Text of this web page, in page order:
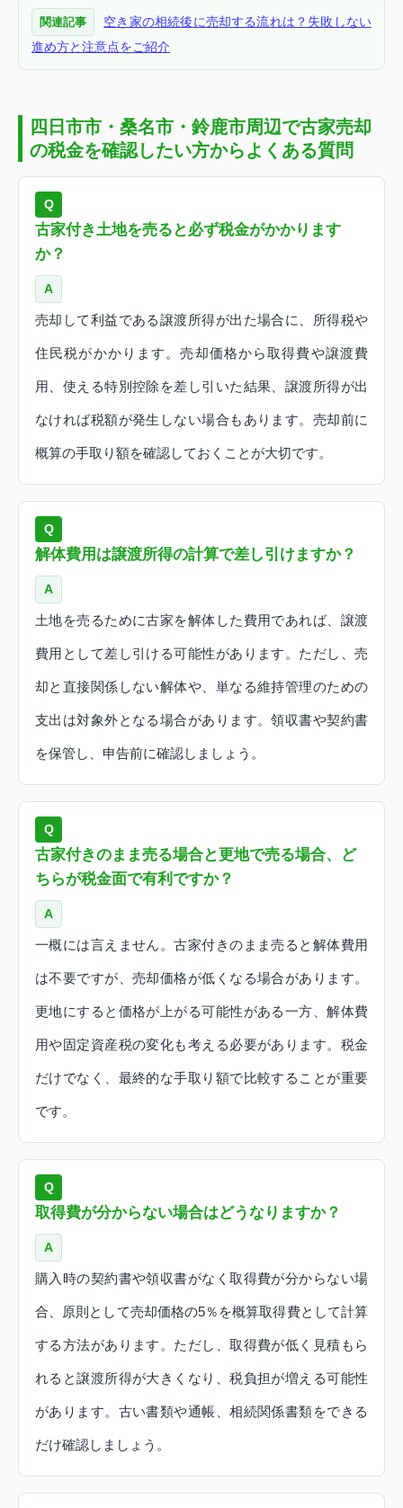
関連記事
空き家の相続後に売却する流れは？失敗しない
進め方と注意点をご紹介
四日市市・桑名市・鈴鹿市周辺で古家売却
の税金を確認したい方からよくある質問
Q
古家付き土地を売ると必ず税金がかかります
か？
A
売却して利益である譲渡所得が出た場合に、所得税や
住民税がかかります。売却価格から取得費や譲渡費
用、使える特別控除を差し引いた結果、譲渡所得が出
なければ税額が発生しない場合もあります。売却前に
概算の手取り額を確認しておくことが大切です。
Q
解体費用は譲渡所得の計算で差し引けますか？
A
土地を売るために古家を解体した費用であれば、譲渡
費用として差し引ける可能性があります。ただし、売
却と直接関係しない解体や、単なる維持管理のための
支出は対象外となる場合があります。領収書や契約書
を保管し、申告前に確認しましょう。
Q
古家付きのまま売る場合と更地で売る場合、ど
ちらが税金面で有利ですか？
A
一概には言えません。古家付きのまま売ると解体費用
は不要ですが、売却価格が低くなる場合があります。
更地にすると価格が上がる可能性がある一方、解体費
用や固定資産税の変化も考える必要があります。税金
だけでなく、最終的な手取り額で比較することが重要
です。
Q
取得費が分からない場合はどうなりますか？
A
購入時の契約書や領収書がなく取得費が分からない場
合、原則として売却価格の5％を概算取得費として計算
する方法があります。ただし、取得費が低く見積もら
れると譲渡所得が大きくなり、税負担が増える可能性
があります。古い書類や通帳、相続関係書類をできる
だけ確認しましょう。